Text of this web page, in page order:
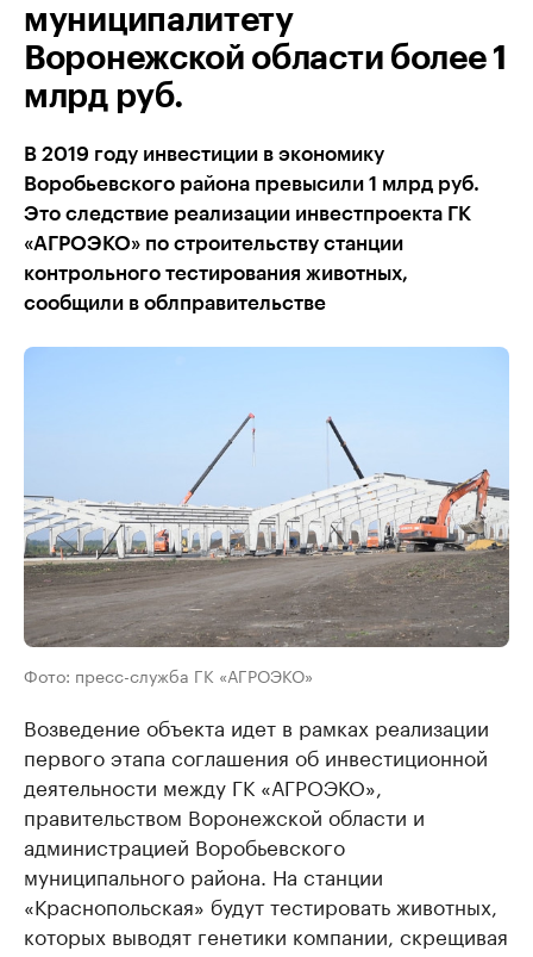
муниципалитету
Воронежской области более 1
млрд руб.
В 2019 году инвестиции в экономику
Воробьевского района превысили 1 млрд руб.
Это следствие реализации инвестпроекта ГК
«АГРОЭКО» по строительству станции
контрольного тестирования животных,
сообщили в облправительстве
Фото: пресс-служба ГК «АГРОЭКО»
Возведение объекта идет в рамках реализации
первого этапа соглашения об инвестиционной
деятельности между ГК «АГРОЭКО»,
правительством Воронежской области и
администрацией Воробьевского
муниципального района. На станции
«Краснопольская» будут тестировать животных,
которых выводят генетики компании, скрещивая